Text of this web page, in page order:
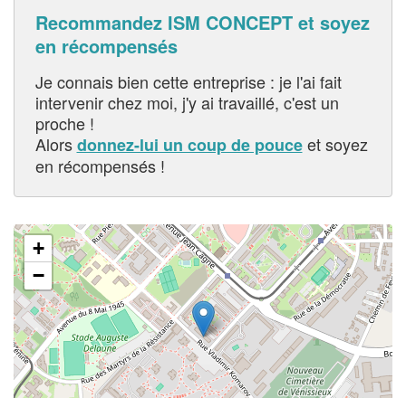
Recommandez ISM CONCEPT et soyez
en récompensés
Je connais bien cette entreprise : je l'ai fait
intervenir chez moi, j'y ai travaillé, c'est un
proche !
Alorsdonnez-lui un coup de pouceet soyez
en récompensés !
+
−